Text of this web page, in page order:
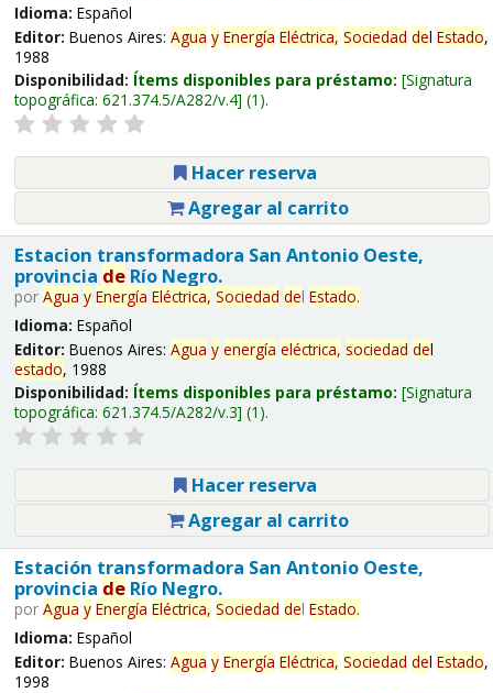
Idioma: Español
Editor: Buenos Aires: Agua y Energía Eléctrica, Sociedad del Estado,
1988
Disponibilidad: Ítems disponibles para préstamo: Signatura
topográfica: 621.374.5/A282/v.4 (1).
Hacer reserva
Agregar al carrito
Estacion transformadora San Antonio Oeste,
provincia deRío Negro.
por Agua y Energía Eléctrica, Sociedad del Estado.
Idioma: Español
Editor: Buenos Aires: Agua y energía eléctrica, sociedad del
estado, 1988
Disponibilidad: Ítems disponibles para préstamo: Signatura
topográfica: 621.374.5/A282/v.3 (1).
Hacer reserva
Agregar al carrito
Estación transformadora San Antonio Oeste,
provincia deRío Negro.
por Agua y Energía Eléctrica, Sociedad del Estado.
Idioma: Español
Editor: Buenos Aires: Agua y Energía Eléctrica, Sociedad del Estado,
1998